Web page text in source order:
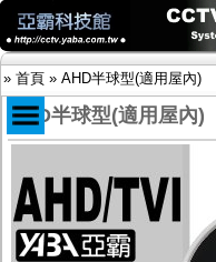
» 首頁 » AHD半球型(適用屋內)
商品目錄
限時促銷特惠專案
IP網路攝影機及錄放影機
AHD DVR數位錄放影機
AHD半球型(適用屋內)